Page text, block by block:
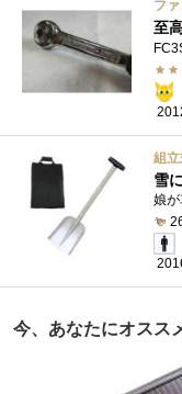
フ
至
組
雪
今、あなたにオスス